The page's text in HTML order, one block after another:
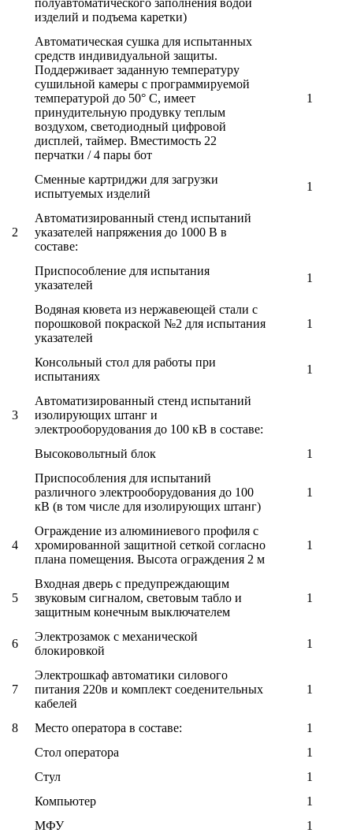
полуавтоматического заполнения водой
изделий и подъема каретки)
Автоматическая сушка для испытанных
средств индивидуальной защиты.
Поддерживает заданную температуру
сушильной камеры с программируемой
температурой до 50° С, имеет
принудительную продувку теплым
воздухом, светодиодный цифровой
дисплей, таймер. Вместимость 22
перчатки / 4 пары бот
1
Сменные картриджи для загрузки
испытуемых изделий
1
2
Автоматизированный стенд испытаний
указателей напряжения до 1000 В в
составе:
Приспособление для испытания
указателей
1
Водяная кювета из нержавеющей стали с
порошковой покраской №2 для испытания
указателей
1
Консольный стол для работы при
испытаниях
1
3
Автоматизированный стенд испытаний
изолирующих штанг и
электрооборудования до 100 кВ в составе:
Высоковольтный блок
1
Приспособления для испытаний
различного электрооборудования до 100
кВ (в том числе для изолирующих штанг)
1
4
Ограждение из алюминиевого профиля с
хромированной защитной сеткой согласно
плана помещения. Высота ограждения 2 м
1
5
Входная дверь с предупреждающим
звуковым сигналом, световым табло и
защитным конечным выключателем
1
6
Электрозамок с механической
блокировкой
1
7
Электрошкаф автоматики силового
питания 220в и комплект соеденительных
кабелей
1
8 Место оператора в составе:
1
Стол оператора
1
Стул
1
Компьютер
1
МФУ
1